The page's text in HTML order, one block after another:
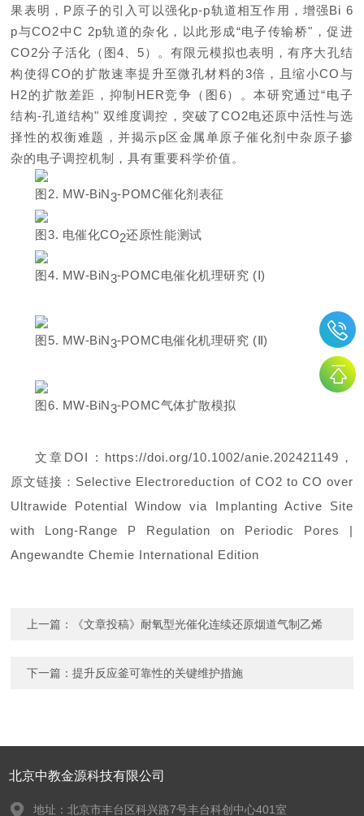
果表明，P原子的引入可以强化p-p轨道相互作用，增强Bi 6
p与CO2中C 2p轨道的杂化，以此形成“电子传输桥"，促进
CO2分子活化（图4、5）。有限元模拟也表明，有序大孔结
构使得CO的扩散速率提升至微孔材料的3倍，且缩小CO与
H2的扩散差距，抑制HER竞争（图6）。本研究通过“电子
结构-孔道结构" 双维度调控，突破了CO2电还原中活性与选
择性的权衡难题，并揭示p区金属单原子催化剂中杂原子掺
杂的电子调控机制，具有重要科学价值。
图2. MW-BiN3-POMC催化剂表征
图3. 电催化CO2还原性能测试
图4. MW-BiN3-POMC电催化机理研究 (Ⅰ)
图5. MW-BiN3-POMC电催化机理研究 (Ⅱ)
图6. MW-BiN3-POMC气体扩散模拟
文章DOI : https://doi.org/10.1002/anie.202421149，
原文链接：Selective Electroreduction of CO2 to CO over
Ultrawide Potential Window via Implanting Active Site
with Long-Range P Regulation on Periodic Pores |
Angewandte Chemie International Edition
上一篇： 《文章投稿》耐氧型光催化连续还原烟道气制乙烯
下一篇：提升反应釜可靠性的关键维护措施
北京中教金源科技有限公司
地址：北京市丰台区科兴路7号丰台科创中心401室